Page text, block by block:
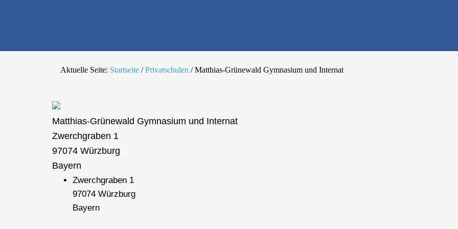
Die richtige Schule finden - dein Infoportal zur
Aktuelle Seite: Startseite / Privatschulen /Matthias-Grünewald Gymnasium und Internat
Matthias-Grünewald Gymnasium und Internat
Zwerchgraben 1
97074 Würzburg
Bayern
Zwerchgraben 1
97074 Würzburg
Bayern